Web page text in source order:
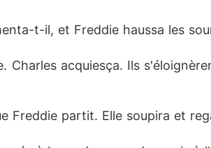
t-il, et Freddie haussa les
Charles acquiesça. Ils
Freddie partit. Elle soupira et